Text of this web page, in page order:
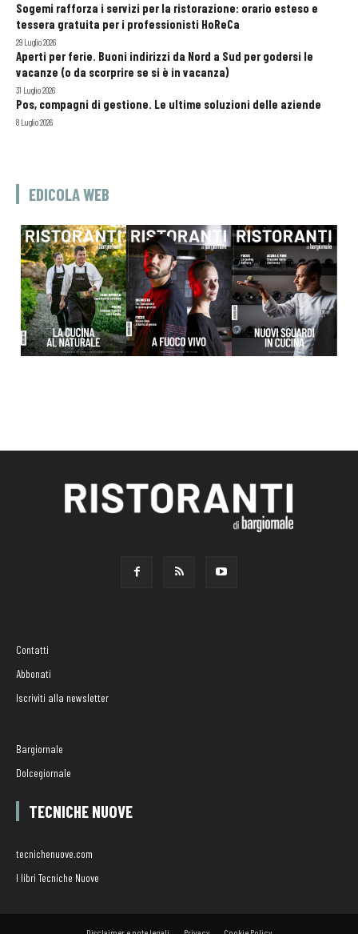
Sogemi rafforza i servizi per la ristorazione: orario esteso e
tessera gratuita per i professionisti HoReCa
29 Luglio 2026
Aperti per ferie. Buoni indirizzi da Nord a Sud per godersi le
vacanze (o da scorprire se si è in vacanza)
31 Luglio 2026
Pos, compagni di gestione. Le ultime soluzioni delle aziende
8 Luglio 2026
EDICOLA WEB
Contatti
Abbonati
Iscriviti alla newsletter
Bargiornale
Dolcegiornale
TECNICHE NUOVE
tecnichenuove.com
I libri Tecniche Nuove